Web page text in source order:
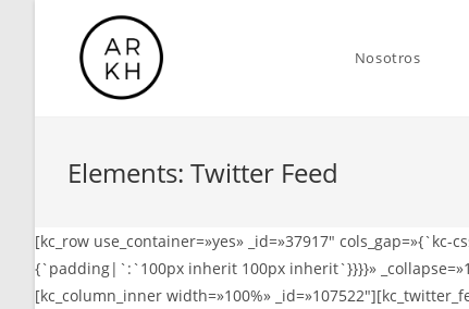
Nosotros
Elements: Twitter Feed
[kc_row use_container=»yes» _id=»37917″
{`padding|`:`100px inherit 100px inherit`}}}}»
[kc_column_inner width=»100%»